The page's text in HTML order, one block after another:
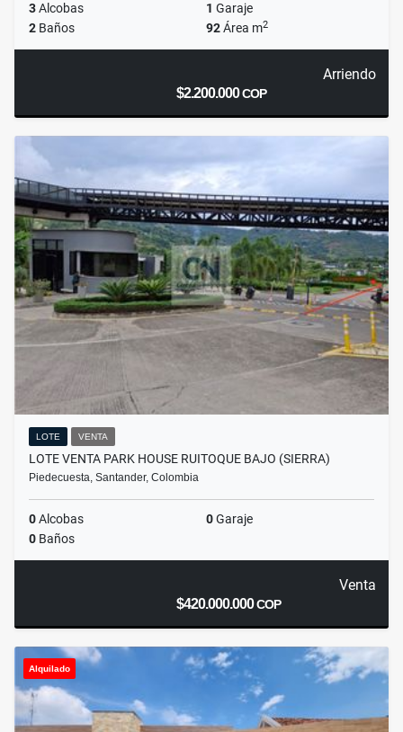
3Alcobas 1 Garaje
2 Baños 92Área m2
Arriendo
$2.200.000COP
LOTE VENTA
LOTE VENTA PARK HOUSE RUITOQUE BAJO (SIERRA)
Piedecuesta, Santander, Colombia
0Alcobas 0Garaje
0 Baños
Venta
$420.000.000COP
Alquilado